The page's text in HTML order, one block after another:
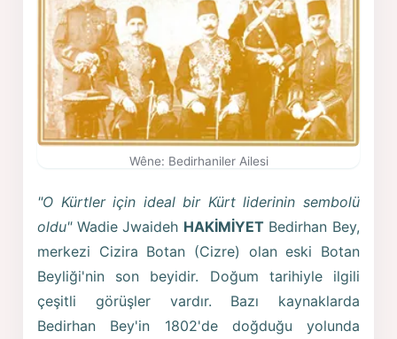
Wêne: Bedirhaniler Ailesi
"O Kürtler için ideal bir Kürt liderinin sembolü
oldu"Wadie Jwaideh HAKİMİYET Bedirhan Bey,
merkezi Cizira Botan (Cizre) olan eski Botan
Beyliği'nin son beyidir. Doğum tarihiyle ilgili
çeşitli görüşler vardır. Bazı kaynaklarda
Bedirhan Bey'in 1802'de doğduğu yolunda